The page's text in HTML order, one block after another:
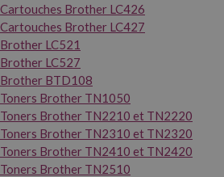
Cartouches Brother LC426
Cartouches Brother LC427
Brother LC521
Brother LC527
Brother BTD108
Toners Brother TN1050
Toners Brother TN2210 et TN2220
Toners Brother TN2310 et TN2320
Toners Brother TN2410 et TN2420
Toners Brother TN2510